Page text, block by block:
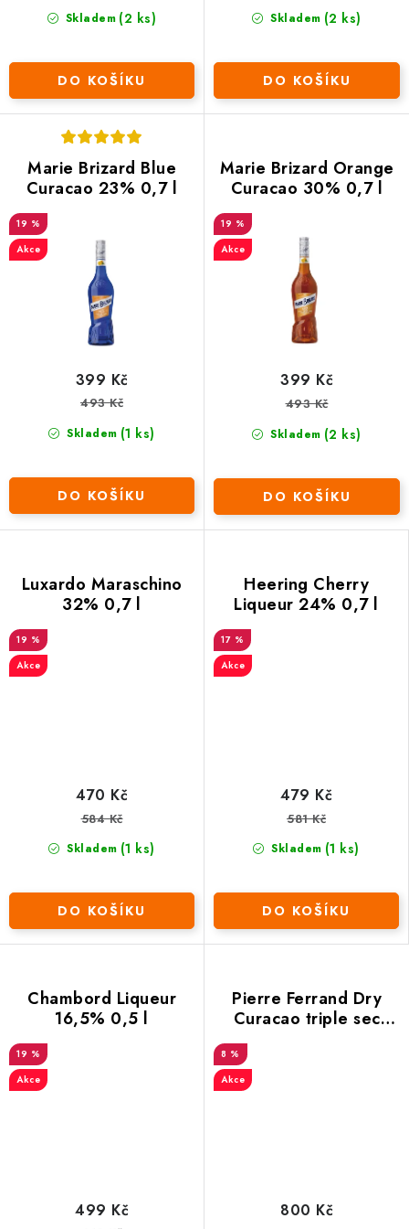
Skladem (2 ks)
DO KOŠÍKU
Skladem (2 ks)
DO KOŠÍKU
Marie Brizard Blue
Curacao 23% 0,7 l
19 %
Akce
Skladem (1 ks)
399 Kč
493 Kč
DO KOŠÍKU
Marie Brizard Orange
Curacao 30% 0,7 l
19 %
Akce
Skladem (2 ks)
399 Kč
493 Kč
DO KOŠÍKU
Luxardo Maraschino
32% 0,7 l
19 %
Akce
Skladem (1 ks)
470 Kč
584 Kč
DO KOŠÍKU
Heering Cherry
Liqueur 24% 0,7 l
17 %
Akce
Skladem (1 ks)
479 Kč
581 Kč
DO KOŠÍKU
Chambord Liqueur
16,5% 0,5 l
19 %
Akce
499 Kč
Pierre Ferrand Dry
Curacao triple sec
8 %
Akce
800 Kč